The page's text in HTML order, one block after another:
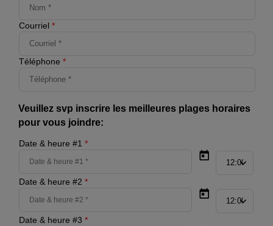
Courriel *
Téléphone *
Veuillez svp inscrire les meilleures plages horaires
pour vous joindre:
Date & heure #1 *
Date & heure #2 *
Date & heure #3 *